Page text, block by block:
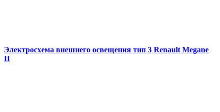
Электросхема внешнего освещения тип 3 Renault Megane
II